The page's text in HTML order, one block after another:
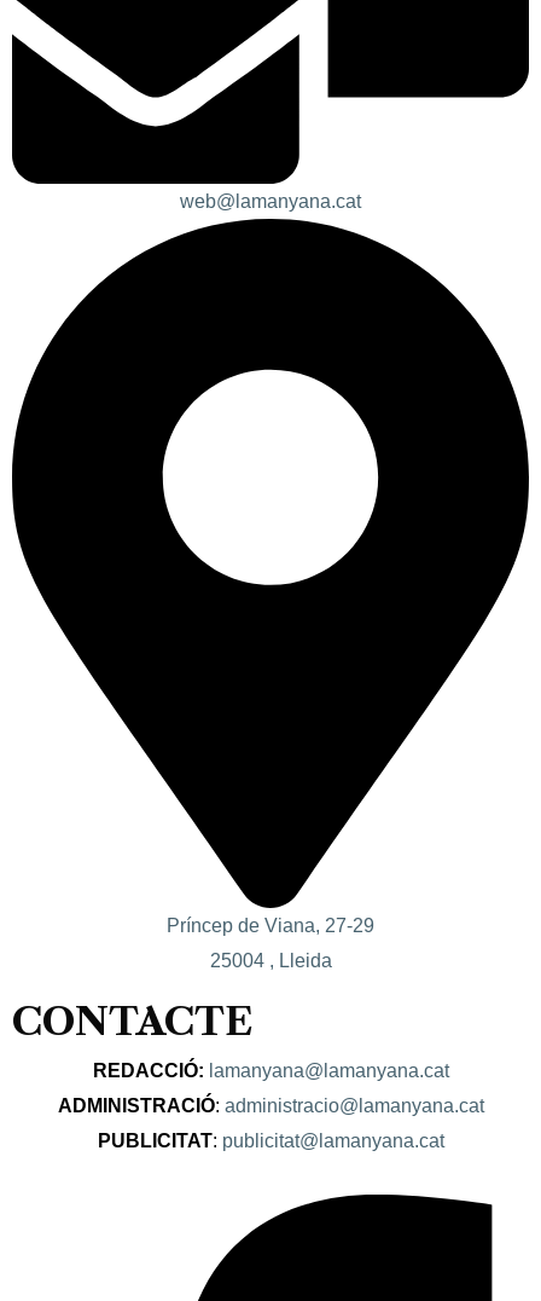
web@lamanyana.cat
Príncep de Viana, 27-29
25004 , Lleida
CONTACTE
REDACCIÓ: lamanyana@lamanyana.cat
ADMINISTRACIÓ: administracio@lamanyana.cat
PUBLICITAT: publicitat@lamanyana.cat